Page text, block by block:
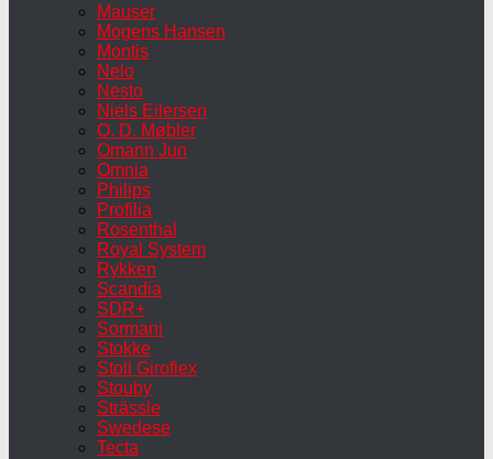
Mauser
Mogens Hansen
Montis
Nelo
Nesto
Niels Eilersen
O. D. Møbler
Omann Jun
Omnia
Philips
Profilia
Rosenthal
Royal System
Rykken
Scandia
SDR+
Sormani
Stokke
Stoll Giroflex
Stouby
Strässle
Swedese
Tecta